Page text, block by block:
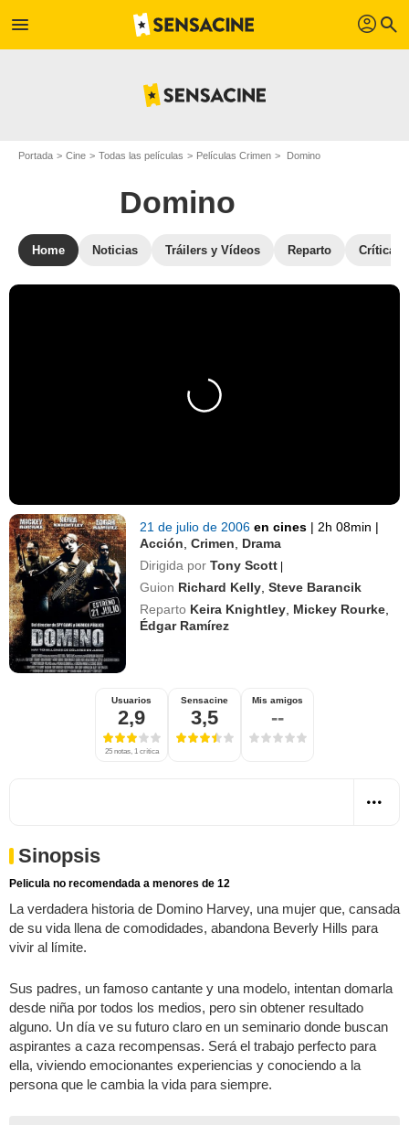
menu profil search
Portada Cine Todas las películas Películas Crimen Domino
Domino
Home Noticias Tráilers y Vídeos Reparto Críticas
21 de julio de 2006en cines | 2h 08min |
Acción ,Crimen
Drama
Dirigida por Tony Scott |
Guion Richard Kelly ,Steve Barancik
Reparto Keira Knightley Mickey Rourke
Édgar Ramírez
Usuarios
2,9
25 notas, 1 crítica
Sensacine
3,5
Mis amigos
--
Sinopsis
Pelicula no recomendada a menores de 12
La verdadera historia de Domino Harvey, una mujer que, cansada
de su vida llena de comodidades, abandona Beverly Hills para
vivir al límite.
Sus padres, un famoso cantante y una modelo, intentan domarla
desde niña por todos los medios, pero sin obtener resultado
alguno. Un día ve su futuro claro en un seminario donde buscan
aspirantes a caza recompensas. Será el trabajo perfecto para
ella, viviendo emocionantes experiencias y conociendo a la
persona que le cambia la vida para siempre.